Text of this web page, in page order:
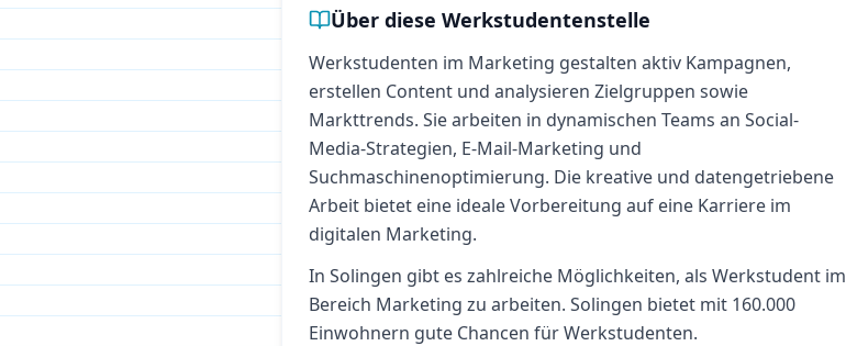
Über diese Werkstudentenstelle
Werkstudenten im Marketing gestalten aktiv Kampagnen,
erstellen Content und analysieren Zielgruppen sowie
Markttrends. Sie arbeiten in dynamischen Teams an Social-
Media-Strategien, E-Mail-Marketing und
Suchmaschinenoptimierung. Die kreative und datengetriebene
Arbeit bietet eine ideale Vorbereitung auf eine Karriere im
digitalen Marketing.
In Solingen gibt es zahlreiche Möglichkeiten, als Werkstudent im
Bereich Marketing zu arbeiten. Solingen bietet mit 160.000
Einwohnern gute Chancen für Werkstudenten.